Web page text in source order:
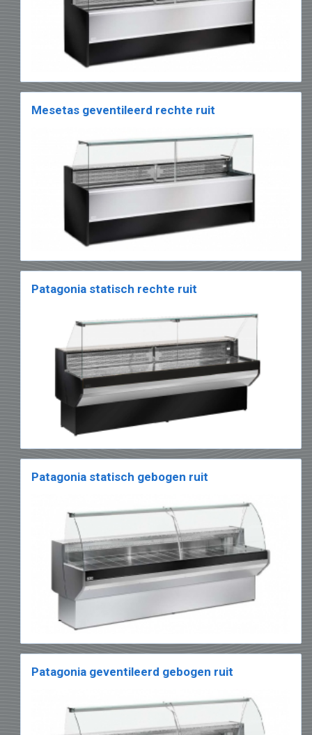
Mesetas geventileerd rechte ruit
Patagonia statisch rechte ruit
Patagonia statisch gebogen ruit
Patagonia geventileerd gebogen ruit